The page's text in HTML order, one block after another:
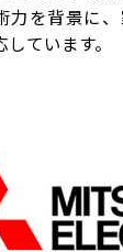
力を背景に
ています。